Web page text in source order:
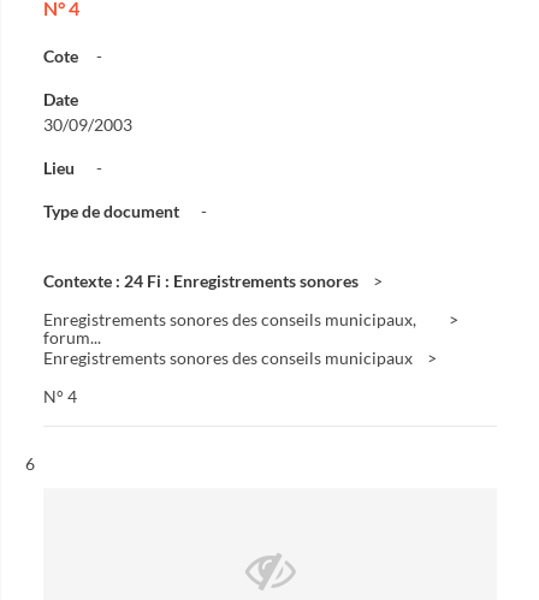
N° 4
Cote -
Date
30/09/2003
Lieu -
Type de document -
Contexte : 24 Fi : Enregistrements sonores
Enregistrements sonores des conseils municipaux,
forum...
Enregistrements sonores des conseils municipaux
N° 4
Résultat n°
6